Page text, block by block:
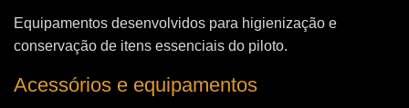
Equipamentos desenvolvidos para higienização e
conservação de itens essenciais do piloto.
Acessórios e equipamentos